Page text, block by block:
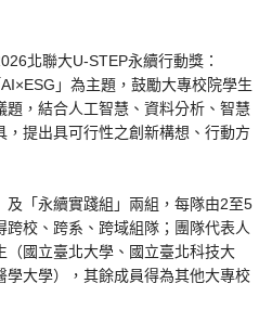
北聯大U-STEP永續行動獎：
」為主題，鼓勵大專校院學生
題，結合人工智慧、資料分析、智慧
提出具可行性之創新構想、行動方
及「永續實踐組」兩組，每隊由2至5
校、跨系、跨域組隊；團隊代表人
（國立臺北大學、國立臺北科技大
學大學），其餘成員得為其他大專校